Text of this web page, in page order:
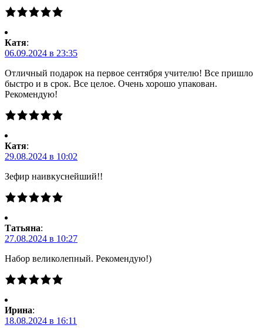
Катя:
06.09.2024 в 23:35
Отличный подарок на первое сентября учителю! Все пришло
быстро и в срок. Все целое. Очень хорошо упакован.
Рекомендую!
Катя:
29.08.2024 в 10:02
Зефир наивкуснейший!!
Татьяна:
27.08.2024 в 10:27
Набор великолепный. Рекомендую!)
Ирина:
18.08.2024 в 16:11